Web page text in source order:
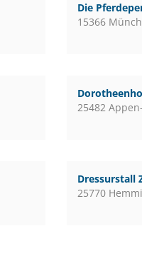
Die
15366
25482
Dressurstall
25770